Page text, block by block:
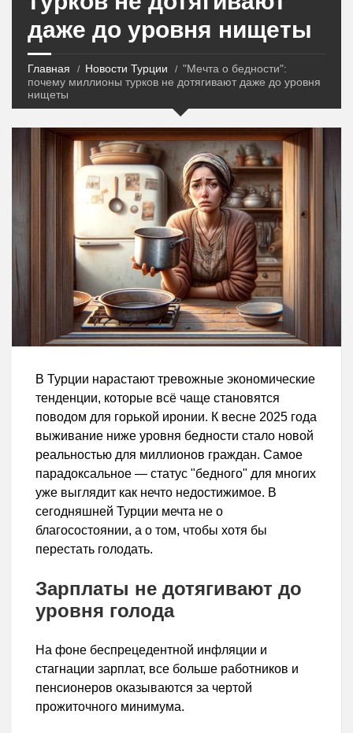
даже до уровня нищеты
Главная Новости Турции
"Мечта о бедности":
почему миллионы турков не дотягивают даже до уровня
нищеты
В Турции нарастают тревожные экономические
тенденции, которые всё чаще становятся
поводом для горькой иронии. К весне 2025 года
выживание ниже уровня бедности стало новой
реальностью для миллионов граждан. Самое
парадоксальное — статус "бедного" для многих
уже выглядит как нечто недостижимое. В
сегодняшней Турции мечта не о
благосостоянии, а о том, чтобы хотя бы
перестать голодать.
Зарплаты не дотягивают до
уровня голода
На фоне беспрецедентной инфляции и
стагнации зарплат, все больше работников и
пенсионеров оказываются за чертой
прожиточного минимума.